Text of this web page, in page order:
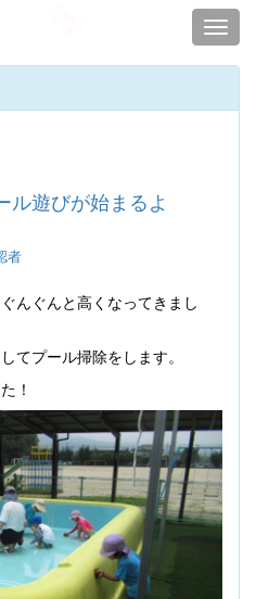
ル遊びが始まるよ
者
んぐんと高くなってきまし
てプール掃除をします。
！